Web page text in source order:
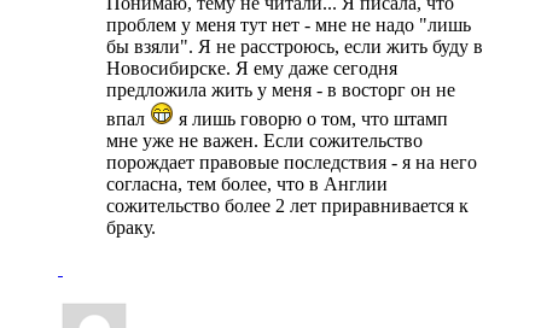
проблем у меня тут нет - мне не надо "лишь
бы взяли". Я не расстроюсь, если жить буду в
Новосибирске. Я ему даже сегодня
предложила жить у меня - в восторг он не
впал
я лишь говорю о том, что штамп
мне уже не важен. Если сожительство
порождает правовые последствия - я на него
согласна, тем более, что в Англии
сожительство более 2 лет приравнивается к
браку.